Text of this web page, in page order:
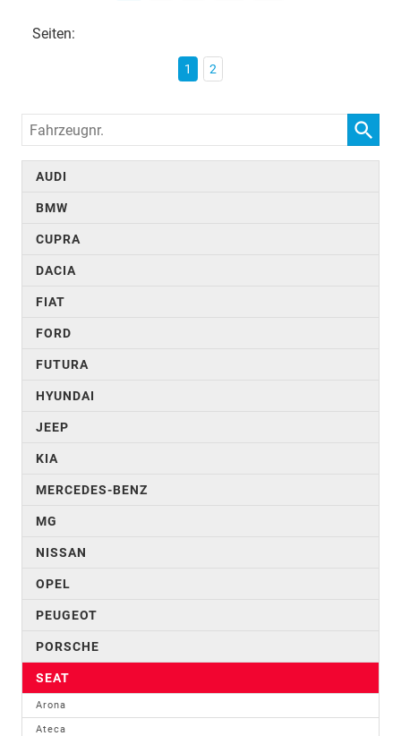
Seiten:
1 2
Fahrzeugnr.
AUDI
BMW
CUPRA
DACIA
FIAT
FORD
FUTURA
HYUNDAI
JEEP
KIA
MERCEDES-BENZ
MG
NISSAN
OPEL
PEUGEOT
PORSCHE
SEAT
Arona
Ateca